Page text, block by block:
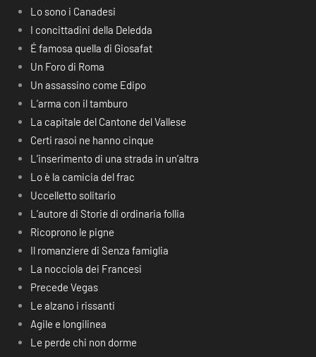
Lo sono i Canadesi
I concittadini della Deledda
É famosa quella di Giosafat
Un Foro di Roma
Un assassino come Edipo
L’arma con il tamburo
La capitale del Cantone del Vallese
Certi rasoi ne hanno cinque
L’inserimento di una strada in un’altra
Lo è la camicia del frac
Uccelletto solitario
L’autore di Storie di ordinaria follia
Ricoprono le pigne
Il romanziere di Senza famiglia
La nocciola dei Francesi
Precede Vegas
Le alzano i rissanti
Agile e longilinea
Le perde chi non dorme